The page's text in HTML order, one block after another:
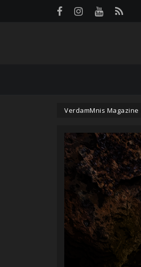
VerdamMnis Magazine
Panneau de gestion des cookies